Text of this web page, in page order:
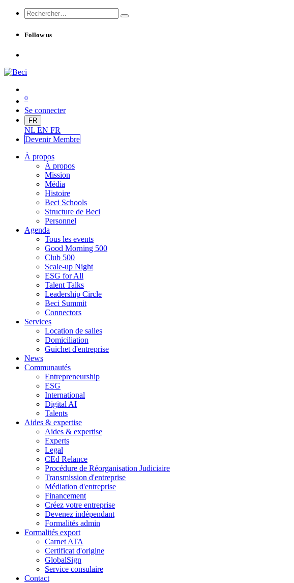
Follow us
0
Se connecter
FR
NL EN FR
Devenir Membre
À propos
À propos
Mission
Média
Histoire
Beci Schools
Structure de Beci
Personnel
Agenda
Tous les events
Good Morning 500
Club 500
Scale-up Night
ESG for All
Talent Talks
Leadership Circle
Beci Summit
Connectors
Services
Location de salles
Domiciliation
Guichet d'entreprise
News
Communautés
Entrepreneurship
ESG
International
Digital AI
Talents
Aides & expertise
Aides & expertise
Experts
Legal
CEd Relance
Procédure de Réorganisation Judiciaire
Transmission d'entreprise
Médiation d'entreprise
Financement
Créez votre entreprise
Devenez indépendant
Formalités admin
Formalités export
Carnet ATA
Certificat d'origine
GlobalSign
Service consulaire
Contact